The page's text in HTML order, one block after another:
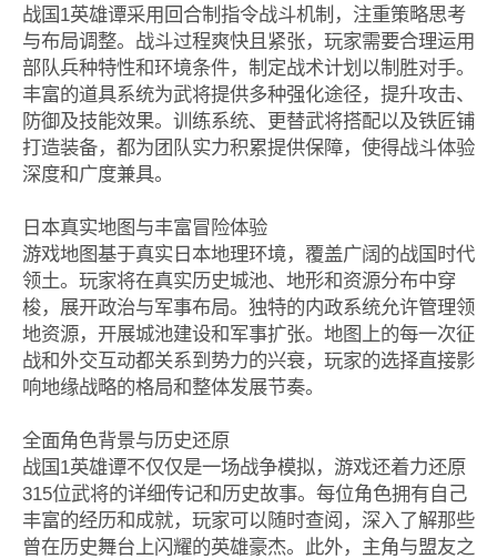
战国1英雄谭采用回合制指令战斗机制，注重策略思考
与布局调整。战斗过程爽快且紧张，玩家需要合理运用
部队兵种特性和环境条件，制定战术计划以制胜对手。
丰富的道具系统为武将提供多种强化途径，提升攻击、
防御及技能效果。训练系统、更替武将搭配以及铁匠铺
打造装备，都为团队实力积累提供保障，使得战斗体验
深度和广度兼具。
日本真实地图与丰富冒险体验
游戏地图基于真实日本地理环境，覆盖广阔的战国时代
领土。玩家将在真实历史城池、地形和资源分布中穿
梭，展开政治与军事布局。独特的内政系统允许管理领
地资源，开展城池建设和军事扩张。地图上的每一次征
战和外交互动都关系到势力的兴衰，玩家的选择直接影
响地缘战略的格局和整体发展节奏。
全面角色背景与历史还原
战国1英雄谭不仅仅是一场战争模拟，游戏还着力还原
315位武将的详细传记和历史故事。每位角色拥有自己
丰富的经历和成就，玩家可以随时查阅，深入了解那些
曾在历史舞台上闪耀的英雄豪杰。此外，主角与盟友之